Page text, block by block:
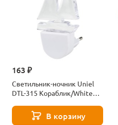
163 ₽
Светильник-ночник Uniel
DTL-315 Кораблик/White
В корзину